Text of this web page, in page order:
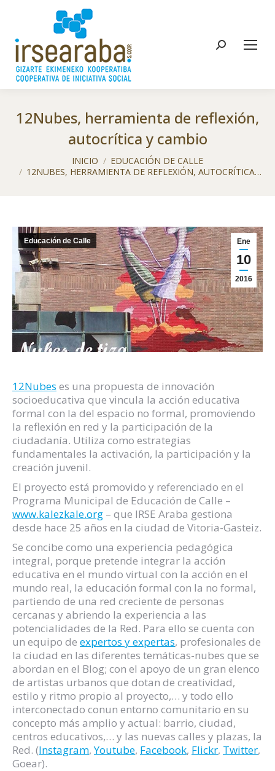
Buscar:
12Nubes, herramienta de reflexión,
autocrítica y cambio
INICIO
EDUCACIÓN DE CALLE
12NUBES, HERRAMIENTA DE REFLEXIÓN, AUTOCRÍTICA…
Ene
10
2016
Educación de Calle
12Nubes es una propuesta de innovación
socioeducativa que vincula la acción educativa
formal con la del espacio no formal, promoviendo
la reflexión en red y la participación de la
ciudadanía. Utiliza como estrategias
fundamentales la activación, la participación y la
creación juvenil.
El proyecto está promovido y referenciado en el
Programa Municipal de Educación de Calle –
www.kalezkale.org – que IRSE Araba gestiona
desde hace 25 años en la ciudad de Vitoria-Gasteiz.
Se concibe como una experiencia pedagógica
integral, porque pretende integrar la acción
educativa en el mundo virtual con la acción en el
mundo real, la educación formal con la no formal,
partiendo de una red creciente de personas
cercanas y abriendo la experiencia a las
potencialidades de la Red. Para ello se cuenta con
un equipo de expertos y expertas, profesionales de
la ciudad en las diferentes temáticas-nubes que se
abordan en el Blog; con el apoyo de un gran elenco
de artistas urbanos que dotan de creatividad,
estilo y ritmo propio al proyecto,… y todo ello
interconectado conun entorno comunitario en su
concepto más amplio y actual: barrio, ciudad,
centros educativos,… y las nuevas calles y plazas, la
Red. (Instagram,Youtube, Facebook, Flickr, Twitter,
Goear).